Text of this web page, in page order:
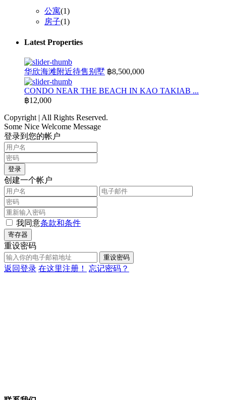
公寓(1)
房子(1)
Latest Properties
华欣海滩附近待售别墅 ฿8,500,000
CONDO NEAR THE BEACH IN KAO TAKIAB ...
฿12,000
Copyright | All Rights Reserved.
Some Nice Welcome Message
登录到您的帐户
登录
创建一个帐户
我同意条款和条件
寄存器
重设密码
重设密码
返回登录 在这里注册！ 忘记密码？